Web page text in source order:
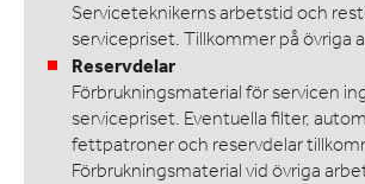
Serviceteknikerns arbetstid och
servicepriset. Tillkommer på övriga
Reservdelar
Förbrukningsmaterial för servicen
servicepriset. Eventuella filter,
fettpatroner och reservdelar
Förbrukningsmaterial vid övriga